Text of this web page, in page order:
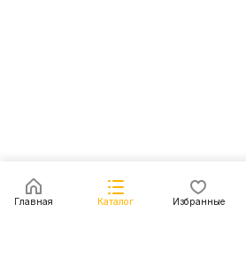
Главная Каталог Избранные